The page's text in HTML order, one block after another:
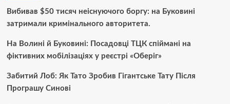
Вибивав $50 тисяч неіснуючого боргу: на Буковині
затримали кримінального авторитета.
На Волині й Буковині: Посадовці ТЦК спіймані на
фіктивних мобілізаціях у реєстрі «Оберіг»
Забитий Лоб: Як Тато Зробив Гігантське Тату Після
Програшу Синові